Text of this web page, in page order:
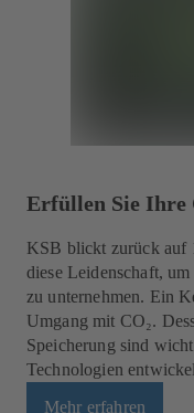
Erfüllen Sie Ihre
KSB blickt zurück auf
diese Leidenschaft,
zu unternehmen. Ein
Umgang mit CO₂.
Speicherung sind
Technologien
Mehr erfahren